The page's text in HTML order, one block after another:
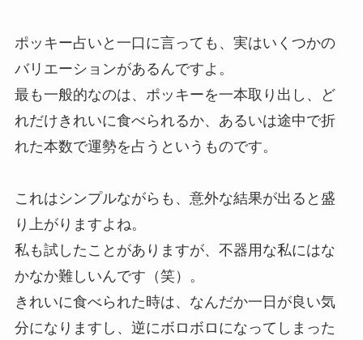
ポッキー占いと一口に言っても、実はいくつかの
バリエーションがあるんですよ。
最も一般的なのは、ポッキーを一本取り出し、ど
れだけきれいに食べられるか、あるいは途中で折
れた本数で運勢を占うというものです。
これはシンプルながらも、意外な結果が出ると盛
り上がりますよね。
私も試したことがありますが、不器用な私にはな
かなか難しいんです（笑）。
きれいに食べられた時は、なんだか一日が良い気
分になりますし、逆にボロボロになってしまった